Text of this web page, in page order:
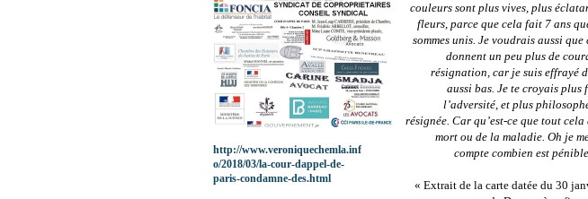
couleurs sont plus vives, plus
fleurs, parce que cela fait 7 ans
sommes unis. Je voudrais aussi que
donnent un peu plus de
résignation, car je suis effrayé
aussi bas. Je te croyais plus
l’adversité, et plus
résignée. Car qu’est-ce que tout cela
mort ou de la maladie. Oh je
compte combien est
« Extrait de la carte datée du 30
http://www.veroniquechemla.inf
o/2018/03/la-cour-dappel-de-
paris-condamne-des.html